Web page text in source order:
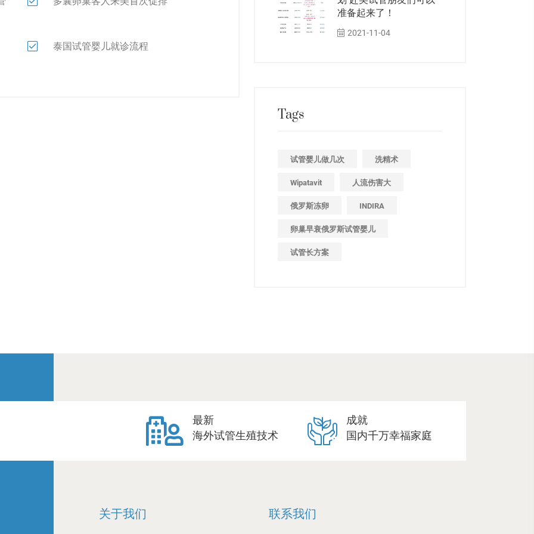
泰国试管婴儿就诊流程
准备起来了！
2021-11-04
Tags
试管婴儿做几次 洗精术
Wipatavit 人流伤害大
俄罗斯冻卵 INDIRA
卵巢早衰俄罗斯试管婴儿
试管长方案
最新
海外试管生殖技术
成就
国内千万幸福家庭
关于我们 联系我们